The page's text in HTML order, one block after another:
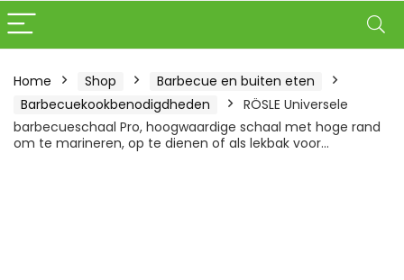
Home Shop
Barbecue en buiten eten
Barbecuekookbenodigdheden
RÖSLE Universele
barbecueschaal Pro, hoogwaardige schaal met hoge rand
om te marineren, op te dienen of als lekbak voor…